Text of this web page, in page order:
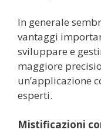
In generale
vantaggi
sviluppare e
maggiore
un’applicazione
esperti.
Mistificazioni